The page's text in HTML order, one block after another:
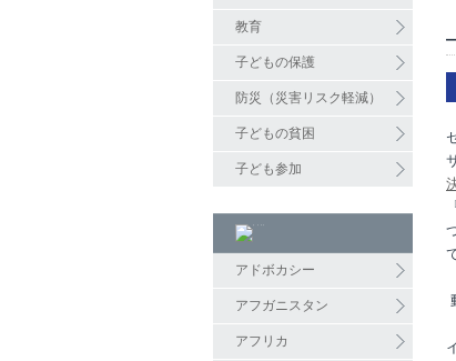
教育
子どもの保護
防災（災害リスク軽減）
子どもの貧困
子ども参加
アドボカシー
アフガニスタン
アフリカ